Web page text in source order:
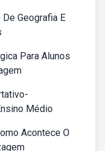
Geografia E
Para Alunos
Médio
Acontece O